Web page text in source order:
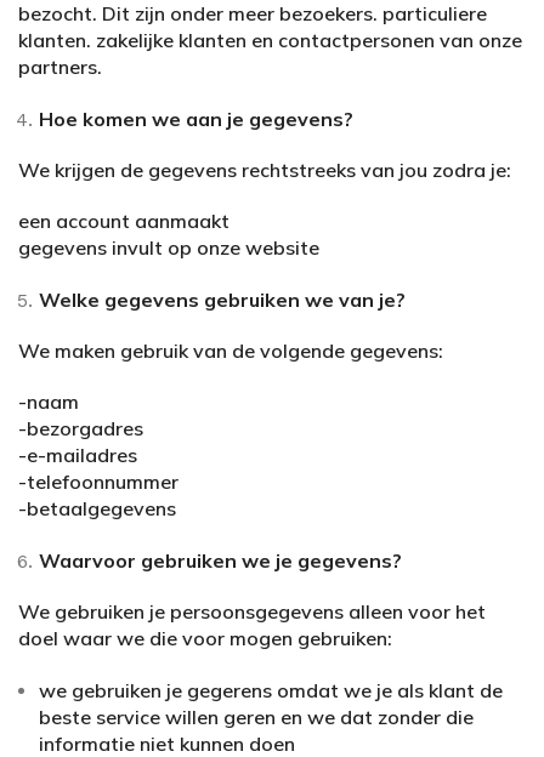
bezocht. Dit zijn onder meer bezoekers. particuliere
klanten. zakelijke klanten en contactpersonen van onze
partners.
Hoe komen we aan je gegevens?
We krijgen de gegevens rechtstreeks van jou zodra je:
een account aanmaakt
gegevens invult op onze website
Welke gegevens gebruiken we van je?
We maken gebruik van de volgende gegevens:
-naam
-bezorgadres
-e-mailadres
-telefoonnummer
-betaalgegevens
Waarvoor gebruiken we je gegevens?
We gebruiken je persoonsgegevens alleen voor het
doel waar we die voor mogen gebruiken:
we gebruiken je gegerens omdat we je als klant de
beste service willen geren en we dat zonder die
informatie niet kunnen doen